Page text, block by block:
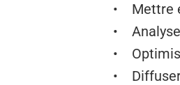
• Mettre
•
•
• Diffuser